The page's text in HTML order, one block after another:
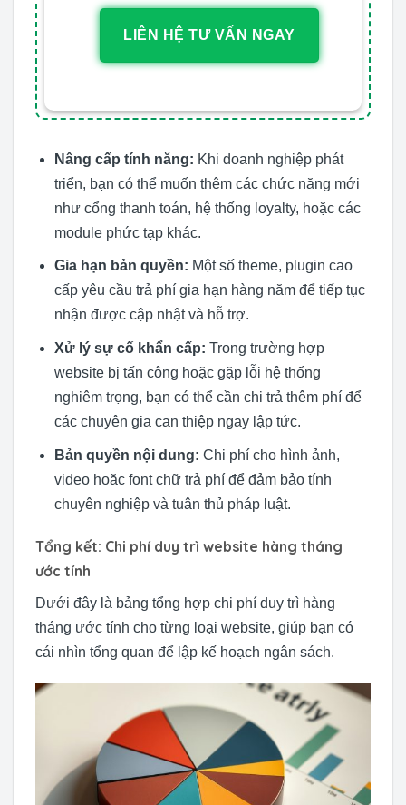
LIÊN HỆ TƯ VẤN NGAY
Nâng cấp tính năng: Khi doanh nghiệp phát
triển, bạn có thể muốn thêm các chức năng mới
như cổng thanh toán, hệ thống loyalty, hoặc các
module phức tạp khác.
Gia hạn bản quyền: Một số theme, plugin cao
cấp yêu cầu trả phí gia hạn hàng năm để tiếp tục
nhận được cập nhật và hỗ trợ.
Xử lý sự cố khẩn cấp: Trong trường hợp
website bị tấn công hoặc gặp lỗi hệ thống
nghiêm trọng, bạn có thể cần chi trả thêm phí để
các chuyên gia can thiệp ngay lập tức.
Bản quyền nội dung: Chi phí cho hình ảnh,
video hoặc font chữ trả phí để đảm bảo tính
chuyên nghiệp và tuân thủ pháp luật.
Tổng kết: Chi phí duy trì website hàng tháng
ước tính
Dưới đây là bảng tổng hợp chi phí duy trì hàng
tháng ước tính cho từng loại website, giúp bạn có
cái nhìn tổng quan để lập kế hoạch ngân sách.